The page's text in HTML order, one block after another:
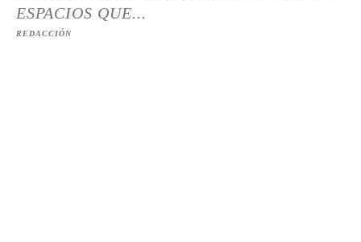
ESPACIOS QUE...
REDACCIÓN